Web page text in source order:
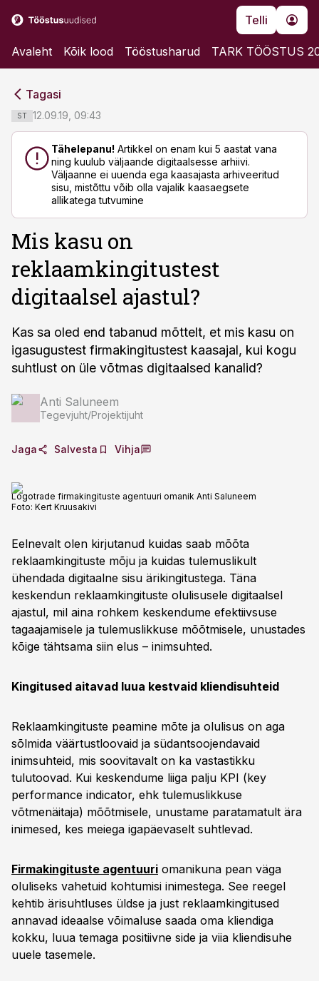
Telli
Avaleht Kõik lood Tööstusharud TARK TÖÖSTUS
Tagasi
ST 12.09.19, 09:43
Tähelepanu! Artikkel on enam kui 5 aastat vana
ning kuulub väljaande digitaalsesse arhiivi.
Väljaanne ei uuenda ega kaasajasta arhiveeritud
sisu, mistõttu võib olla vajalik kaasaegsete
allikatega tutvumine
Mis kasu on
reklaamkingitustest
digitaalsel ajastul?
Kas sa oled end tabanud mõttelt, et mis kasu on
igasugustest firmakingitustest kaasajal, kui kogu
suhtlust on üle võtmas digitaalsed kanalid?
Anti Saluneem
Tegevjuht/Projektijuht
Jaga Salvesta Vihja
Logotrade firmakingituste agentuuri omanik Anti Saluneem
Foto: Kert Kruusakivi
Eelnevalt olen kirjutanud kuidas saab mõõta
reklaamkingituste mõju ja kuidas tulemuslikult
ühendada digitaalne sisu ärikingitustega. Täna
keskendun reklaamkingituste olulisusele digitaalsel
ajastul, mil aina rohkem keskendume efektiivsuse
tagaajamisele ja tulemuslikkuse mõõtmisele, unustades
kõige tähtsama siin elus – inimsuhted.
Kingitused aitavad luua kestvaid kliendisuhteid
Reklaamkingituste peamine mõte ja olulisus on aga
sõlmida väärtustloovaid ja südantsoojendavaid
inimsuhteid, mis soovitavalt on ka vastastikku
tulutoovad. Kui keskendume liiga palju KPI (key
performance indicator, ehk tulemuslikkuse
võtmenäitaja) mõõtmisele, unustame paratamatult ära
inimesed, kes meiega igapäevaselt suhtlevad.
Firmakingituste agentuuri omanikuna pean väga
oluliseks vahetuid kohtumisi inimestega. See reegel
kehtib ärisuhtluses üldse ja just reklaamkingitused
annavad ideaalse võimaluse saada oma kliendiga
kokku, luua temaga positiivne side ja viia kliendisuhe
uuele tasemele.